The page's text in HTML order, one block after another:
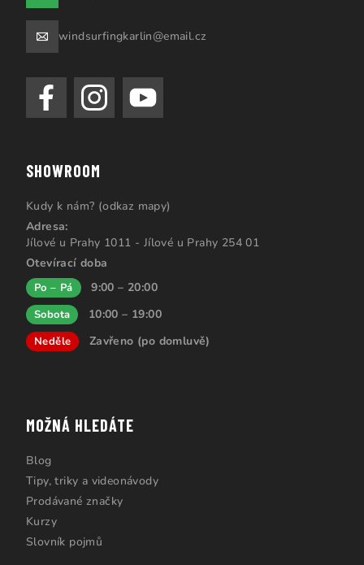
windsurfingkarlin@email.cz
SHOWROOM
Kudy k nám? (odkaz mapy)
Adresa:
Jílové u Prahy 1011 - Jílové u Prahy 254 01
Otevírací doba
Po – Pá 9:00 – 20:00
Sobota 10:00 – 19:00
Neděle Zavřeno (po domluvě)
MOŽNÁ HLEDÁTE
Blog
Tipy, triky a videonávody
Prodávané značky
Kurzy
Slovník pojmů